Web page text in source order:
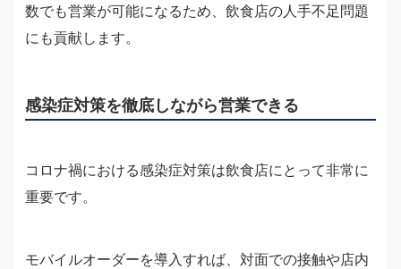
数でも営業が可能になるため、飲食店の人手不足問題
にも貢献します。
感染症対策を徹底しながら営業できる
コロナ禍における感染症対策は飲食店にとって非常に
重要です。
モバイルオーダーを導入すれば、対面での接触や店内